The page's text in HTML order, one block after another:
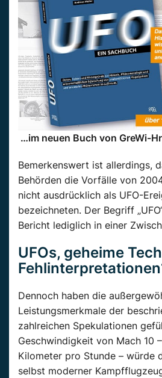
…im neuen Buch von GreWi-
Bemerkenswert ist allerdings,
Behörden die Vorfälle von
nicht ausdrücklich als UFO-
bezeichneten. Der Begriff
Bericht lediglich in einer
UFOs, geheime
Dennoch haben die
Leistungsmerkmale der
zahlreichen Spekulationen
Geschwindigkeit von Mach 10
Kilometer pro Stunde – würde
selbst moderner